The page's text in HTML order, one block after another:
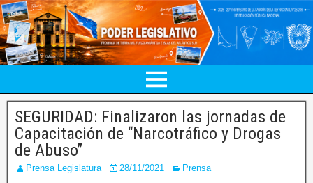
SEGURIDAD: Finalizaron las jornadas de
Capacitación de “Narcotráfico y Drogas
de Abuso”
Prensa Legislatura 28/11/2021 Prensa